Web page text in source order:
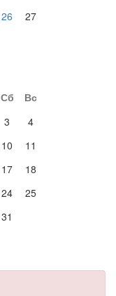
26
27
Сб
Вс
3
4
10
11
17
18
24
25
31